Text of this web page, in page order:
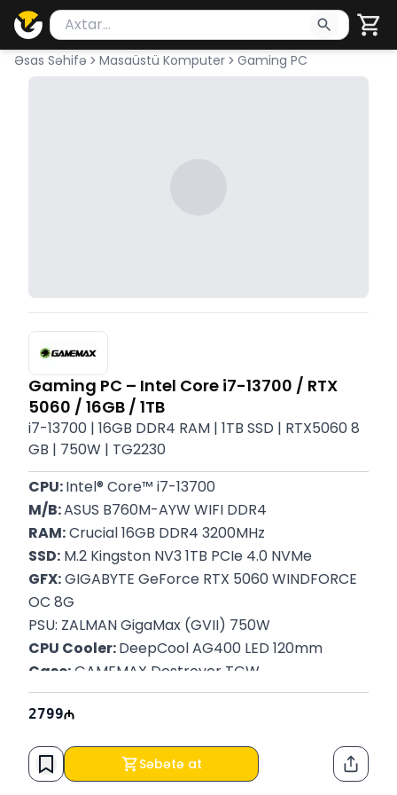
Məhsul axtar
Axtarış üçün ən azı 2 simvol yazın. Göndərmək
Əsas Səhifə Masaüstü Komputer Gaming PC
Gaming PC – Intel Core i7-13700 / RTX
5060 / 16GB / 1TB
i7-13700 | 16GB DDR4 RAM | 1TB SSD | RTX5060 8
GB | 750W | TG2230
CPU: Intel® Core™ i7-13700
M/B: ASUS B760M-AYW WIFI DDR4
RAM: Crucial 16GB DDR4 3200MHz
SSD: M.2 Kingston NV3 1TB PCIe 4.0 NVMe
GFX: GIGABYTE GeForce RTX 5060 WINDFORCE
OC 8G
PSU: ZALMAN GigaMax (GVII) 750W
CPU Cooler: DeepCool AG400 LED 120mm
Case:GAMEMAX Destroyer TGW
Zəmanət: 12 Ay
2799
Səbətə at